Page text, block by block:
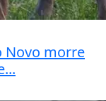
Novo morre